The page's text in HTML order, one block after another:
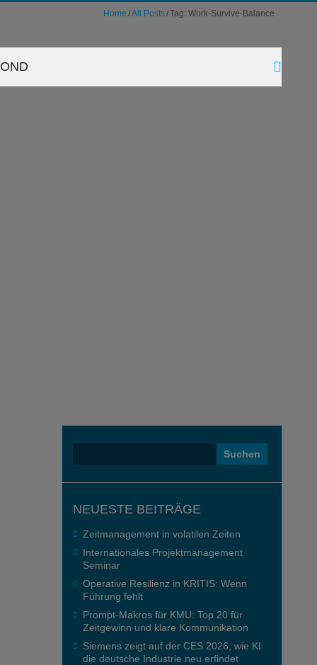
Home All Posts Tag: Work-Survive-Balance
NEUESTE BEITRÄGE
Zeitmanagement in volatilen Zeiten
Internationales Projektmanagement
Seminar
Operative Resilienz in KRITIS: Wenn
Führung fehlt
Prompt-Makros für KMU: Top 20 für
Zeitgewinn und klare Kommunikation
Siemens zeigt auf der CES 2026, wie KI
die deutsche Industrie neu erfindet